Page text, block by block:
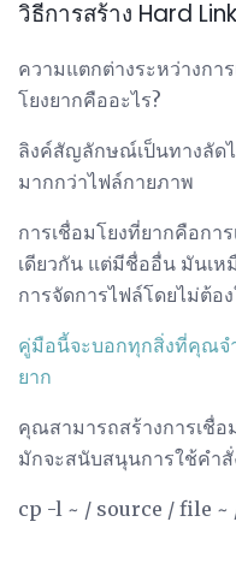
วิธีการสร้าง Hard
ความแตกต่างระหว่างก
โยงยากคืออะไร?
ลิงค์สัญลักษณ์เป็นทางลัด
มากกว่าไฟล์กายภาพ
การเชื่อมโยงที่ยากคือกา
เดียวกัน แต่มีชื่ออื่น มันเห
การจัดการไฟล์โดยไม่ต้อ
คู่มือนี้จะบอกทุกสิ่งที่คุณจำ
ยาก
คุณสามารถสร้างการเชื่
มักจะสนับสนุนการใช้คำ
cp -l ~ / source / file